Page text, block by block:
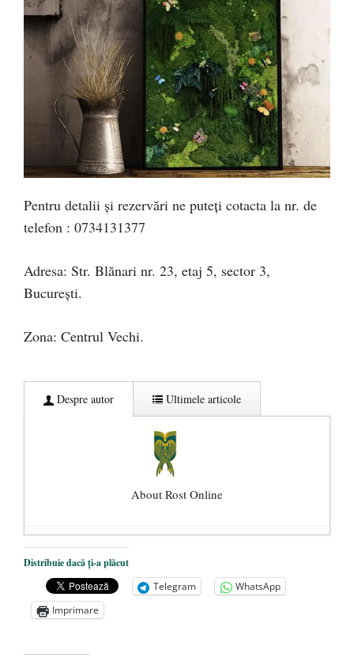
Pentru detalii și rezervări ne puteți cotacta la nr. de
telefon : 0734131377
Adresa: Str. Blănari nr. 23, etaj 5, sector 3,
București.
Zona: Centrul Vechi.
Despre autor Ultimele articole
About Rost Online
Dezvăluiri cutremurătoare despre
președintele Ucrainei, Volodymyr
Zelensky
- 13 mai 2026
Statul care servește Națiunea
Distribuie dacă ți-a plăcut
Telegram
WhatsApp
Imprimare